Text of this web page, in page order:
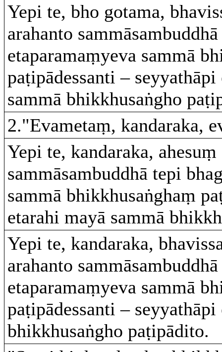
Yepi te, bho gotama,
arahanto
etaparamaṃyeva sammā
paṭipādessanti –
sammā bhikkhusaṅgho
2."Evametaṃ, kandaraka,
Yepi te, kandaraka,
sammāsambuddhā tepi
sammā bhikkhusaṅghaṃ
etarahi mayā sammā
Yepi te, kandaraka,
arahanto
etaparamaṃyeva sammā
paṭipādessanti –
bhikkhusaṅgho paṭipādito.